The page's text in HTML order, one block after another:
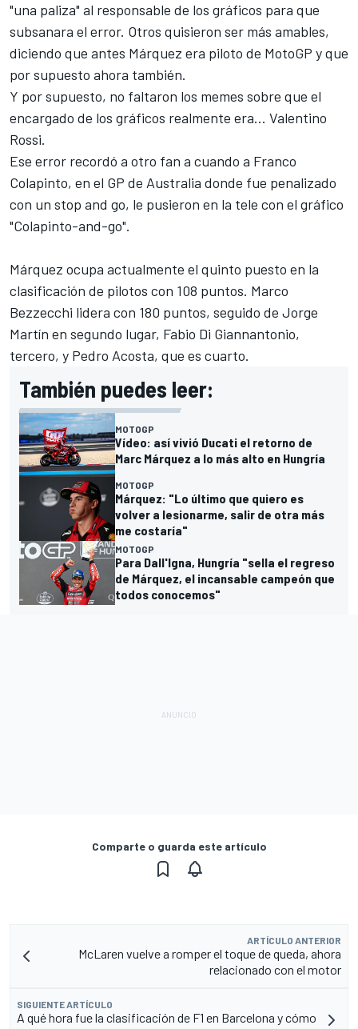
"una paliza" al responsable de los gráficos para que
subsanara el error. Otros quisieron ser más amables,
diciendo que antes Márquez era piloto de MotoGP y que
por supuesto ahora también.
Y por supuesto, no faltaron los memes sobre que el
encargado de los gráficos realmente era... Valentino
Rossi.
Ese error recordó a otro fan a cuando a Franco
Colapinto, en el GP de Australia donde fue penalizado
con un stop and go, le pusieron en la tele con el gráfico
"Colapinto-and-go".
Márquez ocupa actualmente el quinto puesto en la
clasificación de pilotos con 108 puntos. Marco
Bezzecchi lidera con 180 puntos, seguido de Jorge
Martín en segundo lugar, Fabio Di Giannantonio,
tercero, y Pedro Acosta, que es cuarto.
También puedes leer:
MOTOGP
Vídeo: así vivió Ducati el retorno de
Marc Márquez a lo más alto en Hungría
MOTOGP
Márquez: "Lo último que quiero es
volver a lesionarme, salir de otra más
me costaría"
MOTOGP
Para Dall'Igna, Hungría "sella el regreso
de Márquez, el incansable campeón que
todos conocemos"
Comparte o guarda este artículo
ARTÍCULO ANTERIOR
McLaren vuelve a romper el toque de queda, ahora
relacionado con el motor
SIGUIENTE ARTÍCULO
A qué hora fue la clasificación de F1 en Barcelona y cómo